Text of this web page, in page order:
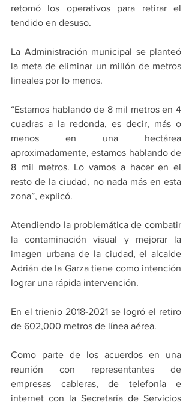
retomó los operativos para retirar el
tendido en desuso.
La Administración municipal se planteó
la meta de eliminar un millón de metros
lineales por lo menos.
“Estamos hablando de 8 mil metros en 4
cuadras a la redonda, es decir, más o
menos en una hectárea
aproximadamente, estamos hablando de
8 mil metros. Lo vamos a hacer en el
resto de la ciudad, no nada más en esta
zona”, explicó.
Atendiendo la problemática de combatir
la contaminación visual y mejorar la
imagen urbana de la ciudad, el alcalde
Adrián de la Garza tiene como intención
lograr una rápida intervención.
En el trienio 2018-2021 se logró el retiro
de 602,000 metros de línea aérea.
Como parte de los acuerdos en una
reunión con representantes de
empresas cableras, de telefonía e
internet con la Secretaría de Servicios